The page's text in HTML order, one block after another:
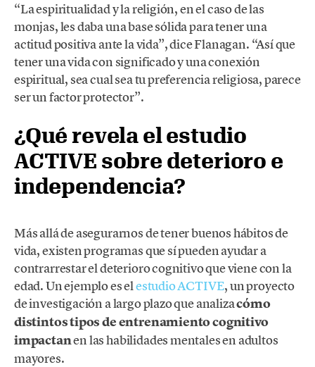
“La espiritualidad y la religión, en el caso de las
monjas, les daba una base sólida para tener una
actitud positiva ante la vida”, dice Flanagan. “Así que
tener una vida con significado y una conexión
espiritual, sea cual sea tu preferencia religiosa, parece
ser un factor protector”.
¿Qué revela el estudio
ACTIVE sobre deterioro e
independencia?
Más allá de asegurarnos de tener buenos hábitos de
vida, existen programas que sí pueden ayudar a
contrarrestar el deterioro cognitivo que viene con la
edad. Un ejemplo es elestudio ACTIVE, un proyecto
de investigación a largo plazo que analizacómo
distintos tipos de entrenamiento cognitivo
impactanen las habilidades mentales en adultos
mayores.